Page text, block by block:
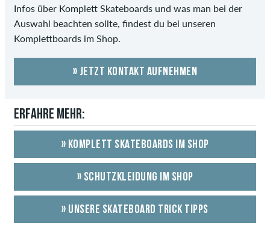
Infos über Komplett Skateboards und was man bei der
Auswahl beachten sollte, findest du bei unseren
Komplettboards im Shop.
» JETZT KONTAKT AUFNEHMEN
ERFAHRE MEHR:
» KOMPLETT SKATEBOARDS IM SHOP
» SCHUTZKLEIDUNG IM SHOP
» UNSERE SKATEBOARD TRICK TIPPS